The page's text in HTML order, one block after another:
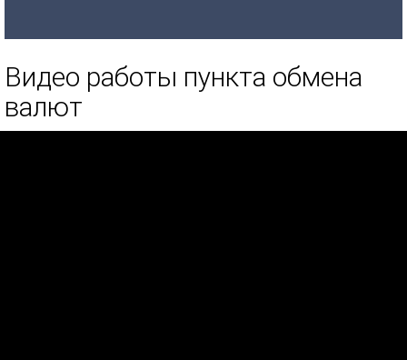
Видео работы пункта обмена
валют